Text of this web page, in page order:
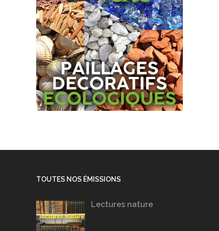
TOUTES NOS ÉMISSIONS
Lectures nature